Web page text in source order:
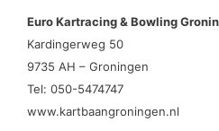
Euro Kartracing & Bowling
Kardingerweg 50
9735 AH – Groningen
Tel: 050-5474747
www.kartbaangroningen.nl